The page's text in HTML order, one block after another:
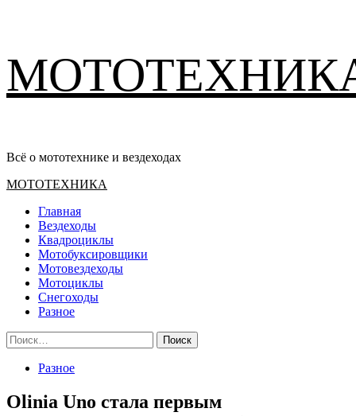
содержимому
Всё о мототехнике и вездеходах
Основное
МОТОТЕХНИКА
Главная
Вездеходы
Квадроциклы
Мотобуксировщики
Мотовездеходы
Мотоциклы
Снегоходы
Разное
Найти:
Разное
Olinia Uno стала первым